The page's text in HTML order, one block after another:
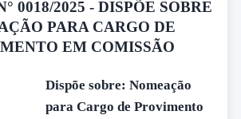
0018/2025 - DISPÕE SOBRE
PARA CARGO DE
EM COMISSÃO
Dispõe sobre: Nomeação
para Cargo de Provimento